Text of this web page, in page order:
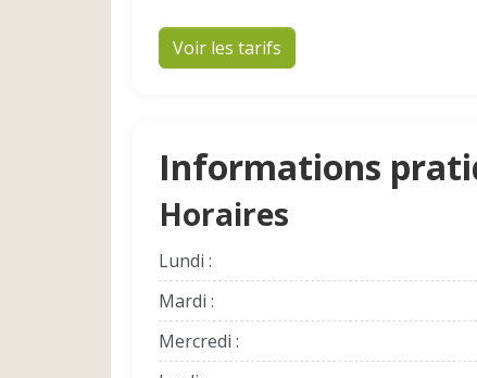
Voir les tarifs
Informations
Horaires
Lundi :
Mardi :
Mercredi :